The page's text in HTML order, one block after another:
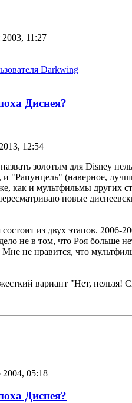
11:27
Darkwing
Диснея?
12:54
золотым для Disney
(наверное,
как и мультфильмы других
новые
из двух этапов.
не в том, что Роя больше
не нравится, что
вариант "Нет, нельзя!
05:18
Диснея?